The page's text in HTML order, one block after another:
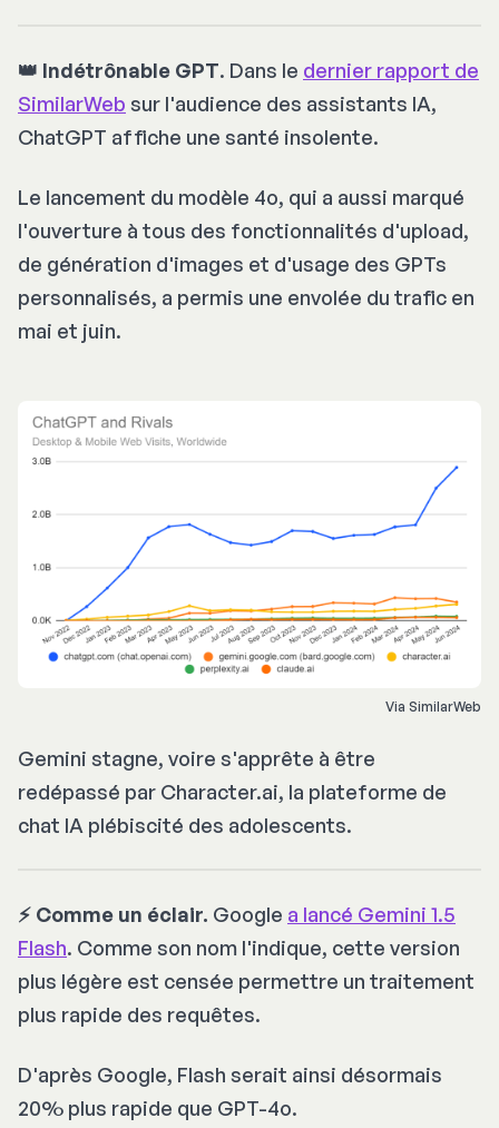
👑 Indétrônable GPT. Dans le dernier rapport de
SimilarWeb sur l'audience des assistants IA,
ChatGPT affiche une santé insolente.
Le lancement du modèle 4o, qui a aussi marqué
l'ouverture à tous des fonctionnalités d'upload,
de génération d'images et d'usage des GPTs
personnalisés, a permis une envolée du trafic en
mai et juin.
Via SimilarWeb
Gemini stagne, voire s'apprête à être
redépassé par Character.ai, la plateforme de
chat IA plébiscité des adolescents.
⚡️ Comme un éclair. Google a lancé Gemini 1.5
Flash. Comme son nom l'indique, cette version
plus légère est censée permettre un traitement
plus rapide des requêtes.
D'après Google, Flash serait ainsi désormais
20% plus rapide que GPT-4o.